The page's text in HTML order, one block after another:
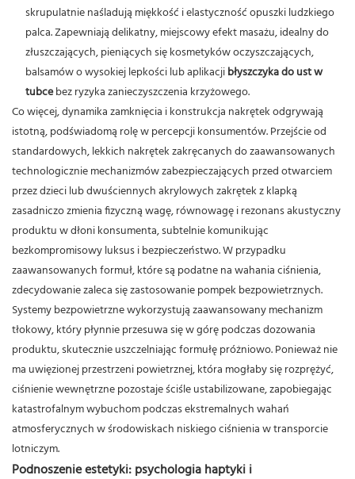
skrupulatnie naśladują miękkość i elastyczność opuszki ludzkiego
palca. Zapewniają delikatny, miejscowy efekt masażu, idealny do
złuszczających, pieniących się kosmetyków oczyszczających,
balsamów o wysokiej lepkości lub aplikacjibłyszczyka do ust w
tubcebez ryzyka zanieczyszczenia krzyżowego.
Co więcej, dynamika zamknięcia i konstrukcja nakrętek odgrywają
istotną, podświadomą rolę w percepcji konsumentów. Przejście od
standardowych, lekkich nakrętek zakręcanych do zaawansowanych
technologicznie mechanizmów zabezpieczających przed otwarciem
przez dzieci lub dwuściennych akrylowych zakrętek z klapką
zasadniczo zmienia fizyczną wagę, równowagę i rezonans akustyczny
produktu w dłoni konsumenta, subtelnie komunikując
bezkompromisowy luksus i bezpieczeństwo.W przypadku
zaawansowanych formuł, które są podatne na wahania ciśnienia,
zdecydowanie zaleca się zastosowanie pompek bezpowietrznych.
Systemy bezpowietrzne wykorzystują zaawansowany mechanizm
tłokowy, który płynnie przesuwa się w górę podczas dozowania
produktu, skutecznie uszczelniając formułę próżniowo.Ponieważ nie
ma uwięzionej przestrzeni powietrznej, która mogłaby się rozprężyć,
ciśnienie wewnętrzne pozostaje ściśle ustabilizowane, zapobiegając
katastrofalnym wybuchom podczas ekstremalnych wahań
atmosferycznych w środowiskach niskiego ciśnienia w transporcie
lotniczym.
Podnoszenie estetyki: psychologia haptyki i